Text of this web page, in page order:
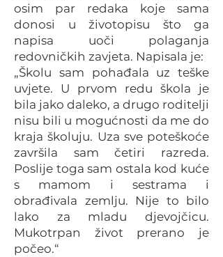
osim par redaka koje sama
donosi u životopisu što ga
napisa uoči polaganja
redovničkih zavjeta. Napisala je:
„Školu sam pohađala uz teške
uvjete. U prvom redu škola je
bila jako daleko, a drugo roditelji
nisu bili u mogućnosti da me do
kraja školuju. Uza sve poteškoće
završila sam četiri razreda.
Poslije toga sam ostala kod kuće
s mamom i sestrama i
obrađivala zemlju. Nije to bilo
lako za mladu djevojčicu.
Mukotrpan život prerano je
počeo.“